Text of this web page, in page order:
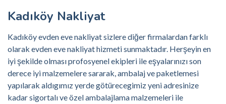
Kadıköy Nakliyat
Kadıköy evden eve nakliyat sizlere diğer firmalardan farklı
olarak evden eve nakliyat hizmeti sunmaktadır. Herşeyin en
iyi şekilde olması profosyenel ekipleri ile eşyalarınızı son
derece iyi malzemelere sararak, ambalaj ve paketlemesi
yapılarak aldıgımız yerde götürecegimiz yeni adresinize
kadar sigortalı ve özel ambalajlama malzemeleri ile